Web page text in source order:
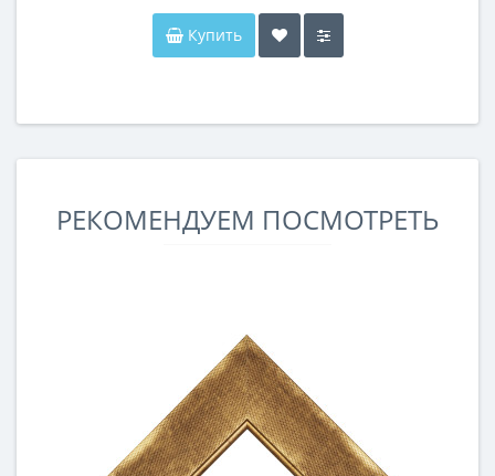
Купить
РЕКОМЕНДУЕМ ПОСМОТРЕТЬ